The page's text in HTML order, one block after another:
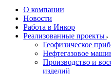
О компании
Новости
Работа в Инкор
Реализованные проекты
Геофизическое
Нефтегазовое
Производство и
изделий